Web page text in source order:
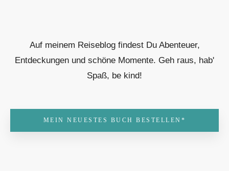
Auf meinem Reiseblog findest Du Abenteuer,
Entdeckungen und schöne Momente. Geh raus, hab'
Spaß, be kind!
MEIN NEUESTES BUCH BESTELLEN*